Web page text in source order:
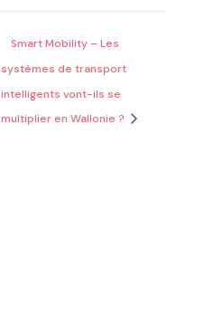
Smart Mobility – Les
systèmes de transport
intelligents vont-ils se
multiplier en Wallonie ?